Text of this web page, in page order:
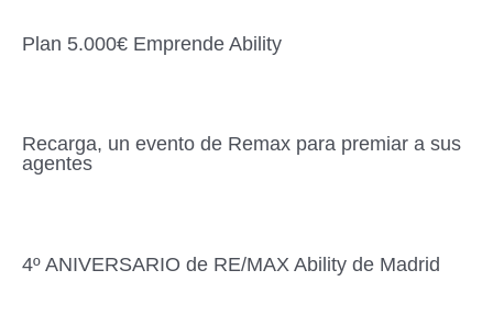
Plan 5.000€ Emprende Ability
Recarga, un evento de Remax para premiar a sus
agentes
4º ANIVERSARIO de RE/MAX Ability de Madrid